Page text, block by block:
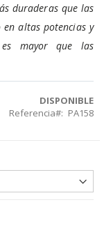
duraderas que las
altas potencias y
mayor que las
DISPONIBLE
Referencia
PA158